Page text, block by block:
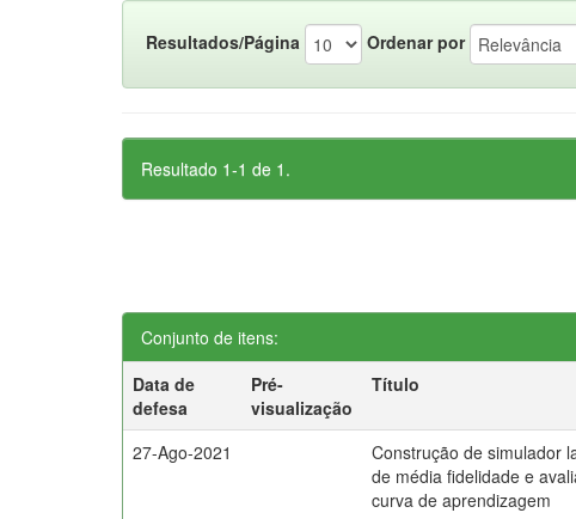
Resultados/Página Ordenar por
Resultado 1-1 de 1.
Conjunto de itens:
Data de
defesa
Pré-
visualização
Título
27-Ago-2021
Construção de simulador
de média fidelidade e
curva de aprendizagem